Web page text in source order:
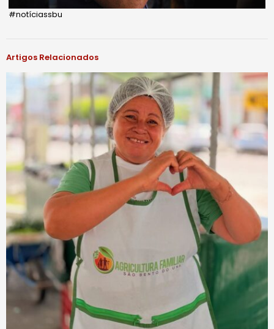
#notíciassbu
Artigos Relacionados